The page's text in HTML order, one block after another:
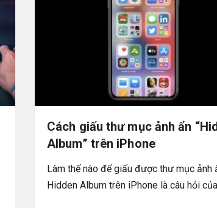
Cách giấu thư mục ảnh ẩn
Album” trên iPhone
Làm thế nào để giấu được thư mục ảnh
Hidden Album trên iPhone là câu hỏi